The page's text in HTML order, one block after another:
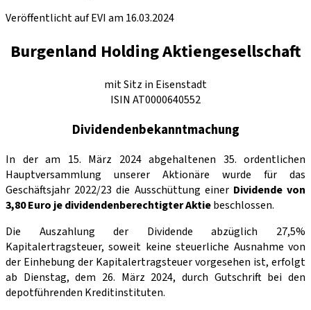
Veröffentlicht auf EVI am 16.03.2024
Burgenland Holding Aktiengesellschaft
mit Sitz in Eisenstadt
ISIN AT0000640552
Dividendenbekanntmachung
In der am 15. März 2024 abgehaltenen 35. ordentlichen
Hauptversammlung unserer Aktionäre wurde für das
Geschäftsjahr 2022/23 die Ausschüttung einer Dividende von
3,80 Euro je dividendenberechtigter Aktiebeschlossen.
Die Auszahlung der Dividende abzüglich 27,5%
Kapitalertragsteuer, soweit keine steuerliche Ausnahme von
der Einhebung der Kapitalertragsteuer vorgesehen ist, erfolgt
ab Dienstag, dem 26. März 2024, durch Gutschrift bei den
depotführenden Kreditinstituten.